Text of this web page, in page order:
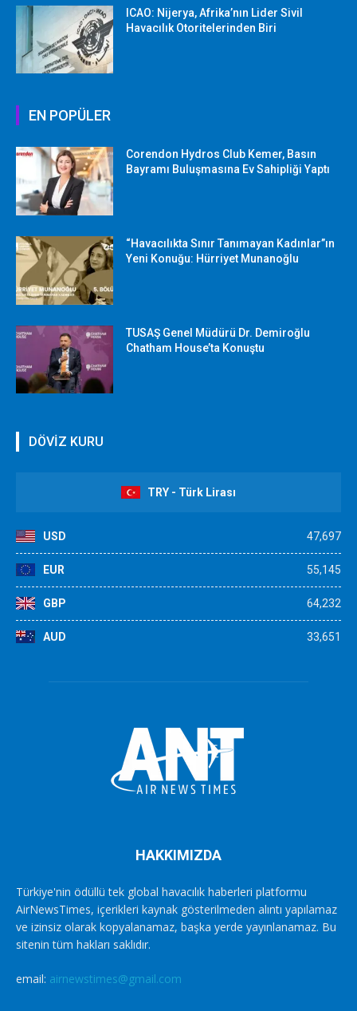
ICAO: Nijerya, Afrika’nın Lider Sivil
Havacılık Otoritelerinden Biri
EN POPÜLER
Corendon Hydros Club Kemer, Basın
Bayramı Buluşmasına Ev Sahipliği Yaptı
“Havacılıkta Sınır Tanımayan Kadınlar”ın
Yeni Konuğu: Hürriyet Munanoğlu
TUSAŞ Genel Müdürü Dr. Demiroğlu
Chatham House’ta Konuştu
DÖVİZ KURU
TRY - Türk Lirası
USD 47,697
EUR 55,145
GBP 64,232
AUD 33,651
HAKKIMIZDA
Türkiye'nin ödüllü tek global havacılık haberleri platformu
AirNewsTimes, içerikleri kaynak gösterilmeden alıntı yapılamaz
ve izinsiz olarak kopyalanamaz, başka yerde yayınlanamaz. Bu
sitenin tüm hakları saklıdır.
email: airnewstimes@gmail.com